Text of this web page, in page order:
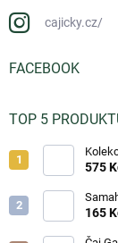
cajicky.cz/
FACEBOOK
TOP 5
575
165